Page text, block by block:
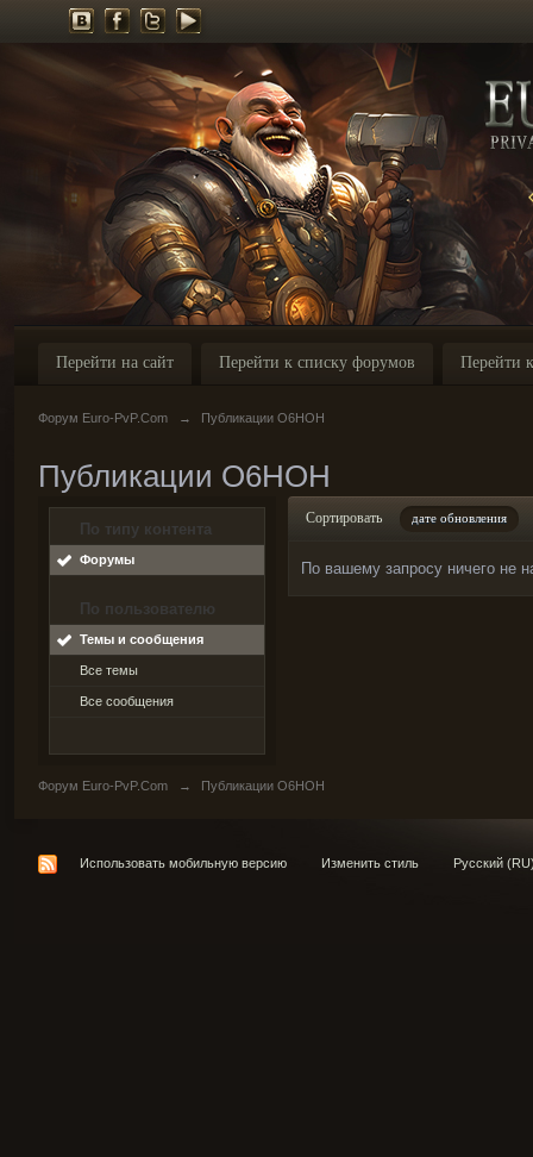
Перейти на сайт Перейти к списку форумов Перейти
Форум Euro-PvP.Com → Публикации O6HOH
Публикации O6HOH
По типу контента
Форумы
По пользователю
Темы и сообщения
Все темы
Все сообщения
Сортировать дате обновления
По вашему запросу ничего не
Форум Euro-PvP.Com → Публикации O6HOH
Использовать мобильную версию Изменить стиль Русский